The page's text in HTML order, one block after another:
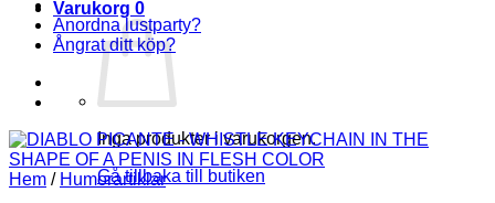
Varukorg 0
Inga produkter i varukorgen.
Gå tillbaka till butiken
Anordna lustparty?
Ångrat ditt köp?
Hem / Humorartiklar